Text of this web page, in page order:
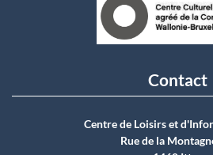
Contact
Centre de Loisirs et
Rue de la